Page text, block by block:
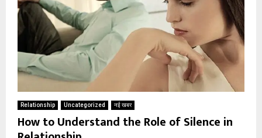
Relationship Uncategorized नई खबर
How to Understand the Role of Silence in